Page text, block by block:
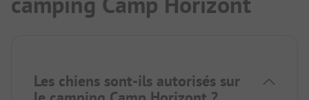
Les chiens sont-ils autorisés sur